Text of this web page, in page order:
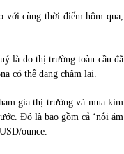
12/10/2021: Top 10 cổ
với cùng thời điểm hôm qua,
là do thị trường toàn cầu đã
có thể đang chậm lại.
gia thị trường và mua kim
Đó là bao gồm cả ‘nỗi ám
ounce.